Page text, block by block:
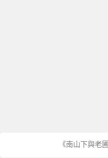
《南山下與老